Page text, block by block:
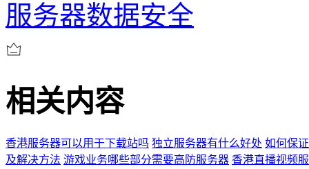
服务器数据安全
相关内容
香港服务器可以用于下载站吗 独立服务器有什么好处 如何保
及解决方法 游戏业务哪些部分需要高防服务器 香港直播视频